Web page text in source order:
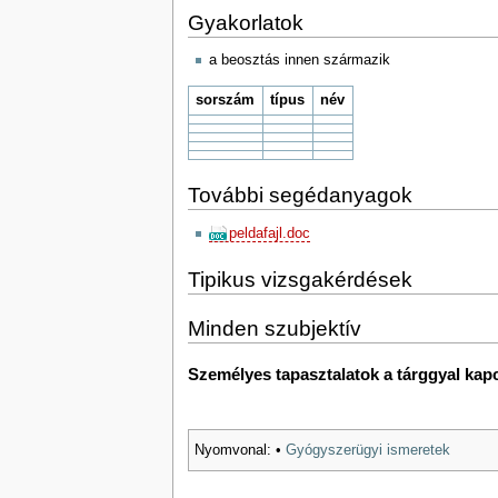
Gyakorlatok
a beosztás innen származik
sorszám típus név
További segédanyagok
peldafajl.doc
Tipikus vizsgakérdések
Minden szubjektív
Személyes tapasztalatok a tárggyal
Nyomvonal: • Gyógyszerügyi ismeretek